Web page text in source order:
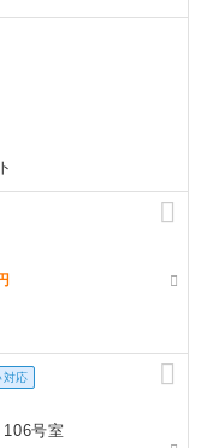
応
号室